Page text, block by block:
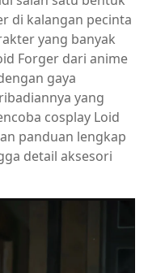
di kalangan pecinta
yang banyak
Forger dari anime
gaya
yang
cosplay Loid
panduan lengkap
detail aksesori